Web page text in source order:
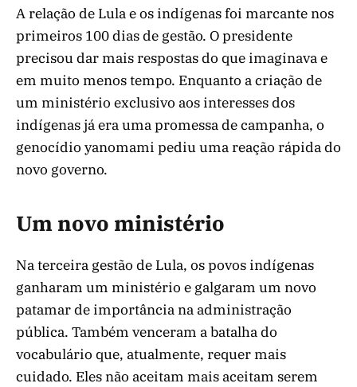
A relação de Lula e os indígenas foi marcante nos
primeiros 100 dias de gestão. O presidente
precisou dar mais respostas do que imaginava e
em muito menos tempo. Enquanto a criação de
um ministério exclusivo aos interesses dos
indígenas já era uma promessa de campanha, o
genocídio yanomami pediu uma reação rápida do
novo governo.
Um novo ministério
Na terceira gestão de Lula, os povos indígenas
ganharam um ministério e galgaram um novo
patamar de importância na administração
pública. Também venceram a batalha do
vocabulário que, atualmente, requer mais
cuidado. Eles não aceitam mais aceitam serem